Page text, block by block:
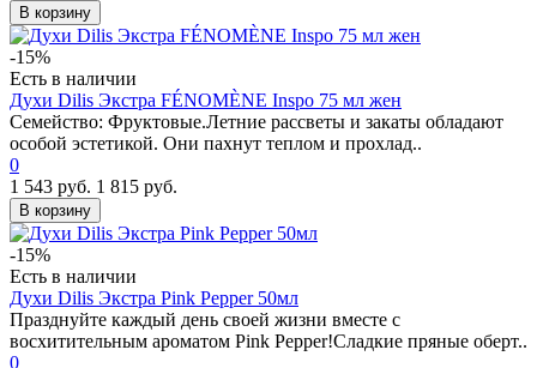
В корзину
-15%
Есть в наличии
Духи Dilis Экстра FÉNOMÈNE Inspo 75 мл жен
Семейство: Фруктовые.Летние рассветы и закаты обладают
особой эстетикой. Они пахнут теплом и прохлад..
0
1 543 руб. 1 815 руб.
В корзину
-15%
Есть в наличии
Духи Dilis Экстра Pink Pepper 50мл
Празднуйте каждый день своей жизни вместе с
восхитительным ароматом Pink Pepper!Сладкие пряные оберт..
0